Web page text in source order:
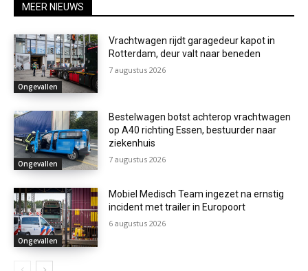
MEER NIEUWS
Ongevallen
Vrachtwagen rijdt garagedeur kapot in
Rotterdam, deur valt naar beneden
7 augustus 2026
Ongevallen
Bestelwagen botst achterop vrachtwagen
op A40 richting Essen, bestuurder naar
ziekenhuis
7 augustus 2026
Ongevallen
Mobiel Medisch Team ingezet na ernstig
incident met trailer in Europoort
6 augustus 2026